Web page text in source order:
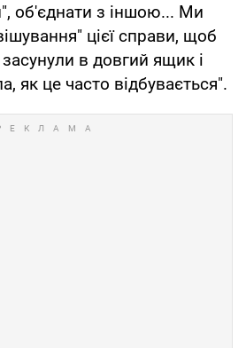
об'єднати з іншою... Ми
цієї справи, щоб
в довгий ящик і
як це часто відбувається".